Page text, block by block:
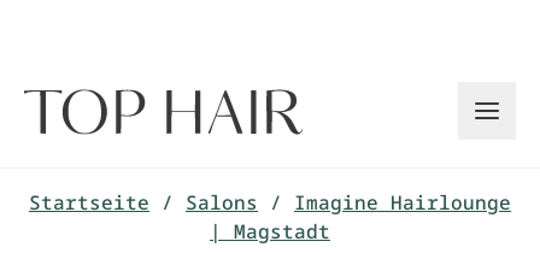
Startseite / Salons / Imagine Hairlounge
| Magstadt